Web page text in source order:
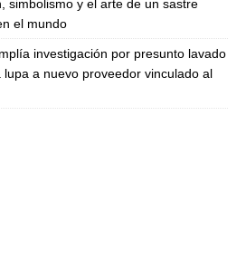
simbolismo y el arte de un sastre
el mundo
investigación por presunto lavado
a nuevo proveedor vinculado al